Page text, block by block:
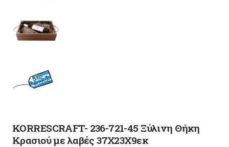
KORRESCRAFT- 236-721-45 Ξύλινη Θήκη
Κρασιού με λαβές 37Χ23Χ9εκ